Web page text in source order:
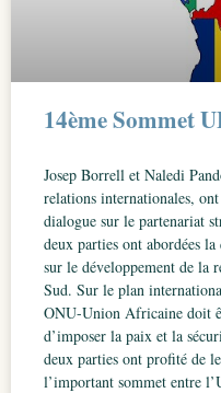
14ème Sommet
Josep Borrell et Naledi
relations internationales,
dialogue sur le partenariat
deux parties ont abordées
sur le développement de la
Sud. Sur le plan
ONU-Union Africaine doit
d’imposer la paix et la
deux parties ont profité de
l’important sommet entre